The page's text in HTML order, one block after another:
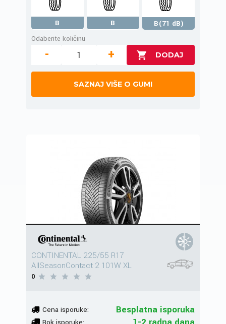
B B
B(71 dB)
Odaberite količinu
- +
SAZNAJ VIŠE O GUMI
CONTINENTAL 225/55 R17
AllSeasonContact 2 101W XL
0
Cena isporuke: Besplatna isporuka